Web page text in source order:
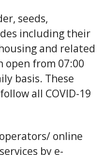
seeds,
including their
and related
open from 07:00
basis. These
all COVID-19
online
by e-